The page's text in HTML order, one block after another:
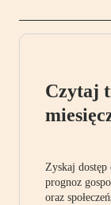
Czytaj
Zyskaj
prognoz
oraz